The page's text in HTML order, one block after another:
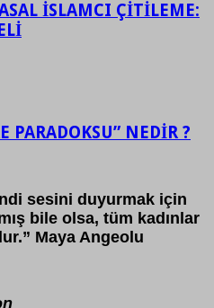
İSLAMCI ÇİTİLEME:
PARADOKSU” NEDİR ?
sesini duyurmak için
bile olsa, tüm kadınlar
Maya Angeolu